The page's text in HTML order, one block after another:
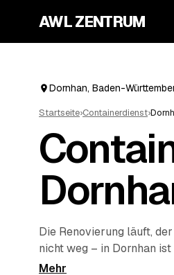
AWL ZENTRUM
Dornhan, Baden-
Startseite›Containerdienst›
Die Renovierung läuft,
nicht weg – in Dornhan
beschreiben Sie einmal,